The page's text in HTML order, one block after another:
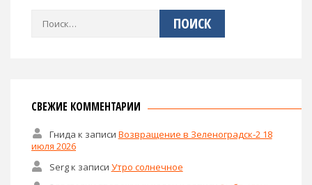
Найти:
СВЕЖИЕ КОММЕНТАРИИ
Гнида к записи Возвращение в Зеленоградск-2 18
июля 2026
Sergк записи Утро солнечное